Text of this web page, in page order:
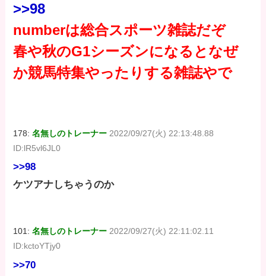
>>98
numberは総合スポーツ雑誌だぞ
春や秋のG1シーズンになるとなぜ
か競馬特集やったりする雑誌やで
178:名無しのトレーナー 2022/09/27(火) 22:13:48.88
ID:lR5vl6JL0
>>98
ケツアナしちゃうのか
101:名無しのトレーナー 2022/09/27(火) 22:11:02.11
ID:kctoYTjy0
>>70